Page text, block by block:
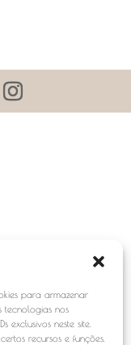
para armazenar
tecnologias nos
neste site.
recursos e funções.